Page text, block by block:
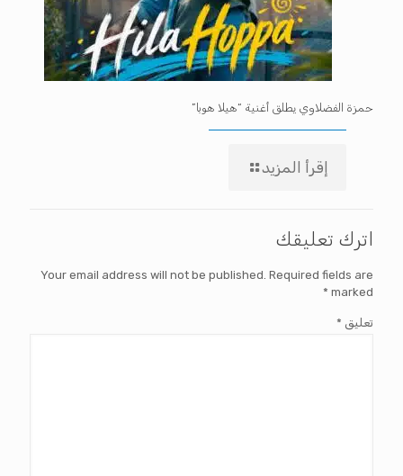
حمزة الفضلاوي يطلق أغنية “هيلا هوبا”
إقرأ المزيد
اترك تعليقك
Your email address will not be published. Required fields are
marked
*
تعليق *